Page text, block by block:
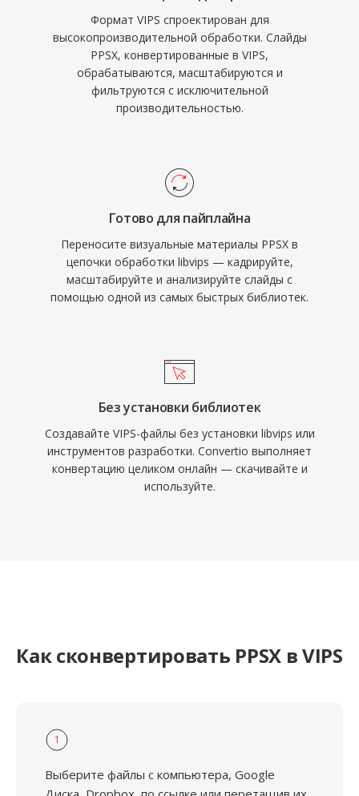
Формат VIPS спроектирован для
высокопроизводительной обработки. Слайды
PPSX, конвертированные в VIPS,
обрабатываются, масштабируются и
фильтруются с исключительной
производительностью.
Готово для пайплайна
Переносите визуальные материалы PPSX в
цепочки обработки libvips — кадрируйте,
масштабируйте и анализируйте слайды с
помощью одной из самых быстрых библиотек.
Без установки библиотек
Создавайте VIPS-файлы без установки libvips или
инструментов разработки. Convertio выполняет
конвертацию целиком онлайн — скачивайте и
используйте.
Как сконвертировать PPSX в VIPS
1
Выберите файлы с компьютера, Google